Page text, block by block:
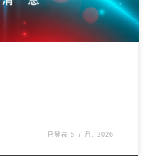
已發表5 7 月, 2026